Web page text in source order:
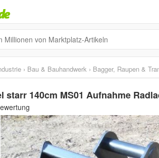
› Bau & Bauhandwerk › Bagger, Raupen &
starr 140cm MS01 Aufnahme